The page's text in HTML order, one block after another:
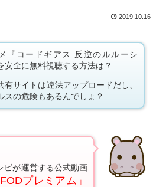
2019.10.16
『コードギアス 反逆のルルーシ
安全に無料視聴する方法は？
有サイトは違法アップロードだし、
スの危険もあるんでしょ？
ビが運営する公式動画
FODプレミアム」